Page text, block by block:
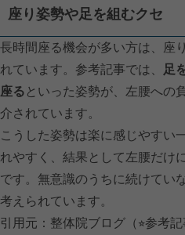
座り姿勢や足を組むクセ
長時間座る機会が多い方は、座
れています。参考記事では、
足
座る といった姿勢が、左腰への
介されています。
こうした姿勢は楽に感じやすい
れやすく、結果として左腰だけ
です。無意識のうちに続けてい
考えられています。
引用元：整体院ブログ（⭐︎参考記